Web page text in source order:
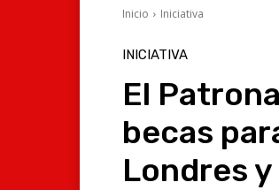
Inicio Iniciativa
INICIATIVA
El
becas
Londres y